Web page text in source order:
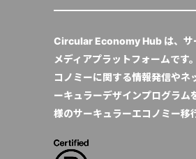
Circular Economy Hub は、サ
メディアプラットフォームです
コノミーに関する情報発信やネ
ーキュラーデザインプログラム
様のサーキュラーエコノミー移